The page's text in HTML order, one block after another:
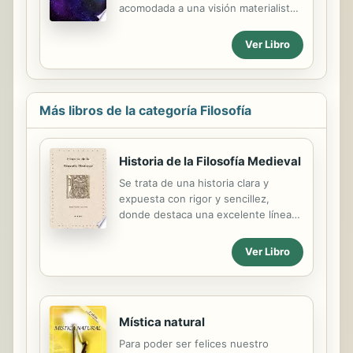
acomodada a una visión materialista
constructiva intentaré motivar a los
lectores para que busquen la verdad
por sí mismos y rechacen las
el mundo contemporáneo, con la
esperanza de favorecer el desarrollo
calificativo de evolucionada.
Ver Libro
Más libros de la categoría Filosofía
Historia de la Filosofía Medieval
Se trata de una historia clara y
expuesta con rigor y sencillez,
donde destaca una excelente línea
cuanto a la interpretación de los
autores, sin dejarse llevar por
partidismos, sino concediendo
relevancia a las corrientes que han
posterior (en este caso, de señalar la
atención prestada a autores como
Ver Libro
Mística natural
Para poder ser felices nuestro